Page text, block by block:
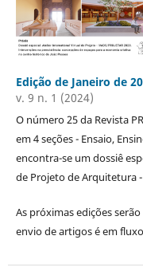
Edição de Janeiro de
v. 9 n. 1 (2024)
O número 25 da Revista
em 4 seções - Ensaio,
encontra-se um dossiê
de Projeto de Arquitetura -
As próximas edições
envio de artigos é em